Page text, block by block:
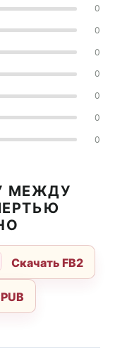
0
0
0
0
0
0
0
МЕЖДУ
Скачать FB2